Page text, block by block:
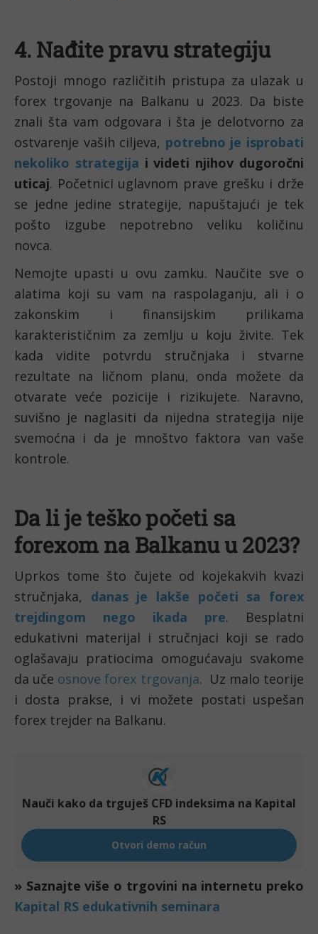
4. Nađite pravu strategiju
Postoji mnogo različitih pristupa za ulazak u
forex trgovanje na Balkanu u 2023. Da biste
znali šta vam odgovara i šta je delotvorno za
ostvarenje vaših ciljeva, potrebno je isprobati
nekoliko strategija i videti njihov dugoročni
uticaj. Početnici uglavnom prave grešku i drže
se jedne jedine strategije, napuštajući je tek
pošto izgube nepotrebno veliku količinu
novca.
Nemojte upasti u ovu zamku. Naučite sve o
alatima koji su vam na raspolaganju, ali i o
zakonskim i finansijskim prilikama
karakterističnim za zemlju u koju živite. Tek
kada vidite potvrdu stručnjaka i stvarne
rezultate na ličnom planu, onda možete da
otvarate veće pozicije i rizikujete. Naravno,
suvišno je naglasiti da nijedna strategija nije
svemoćna i da je mnoštvo faktora van vaše
kontrole.
Da li je teško početi sa
forexom na Balkanu u 2023?
Uprkos tome što čujete od kojekakvih kvazi
stručnjaka, danas je lakše početi sa forex
trejdingom nego ikada pre. Besplatni
edukativni materijal i stručnjaci koji se rado
oglašavaju pratiocima omogućavaju svakome
da uče osnove forex trgovanja.  Uz malo teorije
i dosta prakse, i vi možete postati uspešan
forex trejder na Balkanu.
Kapital RS edukativnih seminara